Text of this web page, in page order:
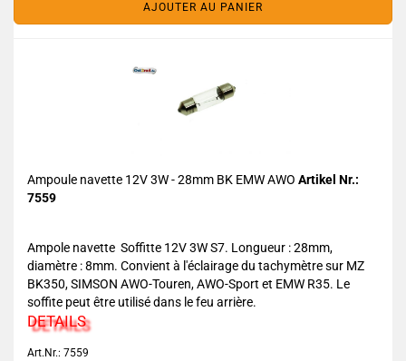
AJOUTER AU PANIER
Ampoule navette 12V 3W - 28mm BK EMW AWO Artikel Nr.:
7559
Ampole navette Soffitte 12V 3W S7. Longueur : 28mm,
diamètre : 8mm. Convient à l'éclairage du tachymètre sur MZ
BK350, SIMSON AWO-Touren, AWO-Sport et EMW R35. Le
soffite peut être utilisé dans le feu arrière.
DETAILS
Art.Nr.: 7559